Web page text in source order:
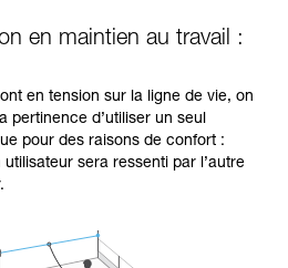
en maintien au travail :
en tension sur la ligne de vie, on
pertinence d’utiliser un seul
pour des raisons de confort :
sera ressenti par l’autre